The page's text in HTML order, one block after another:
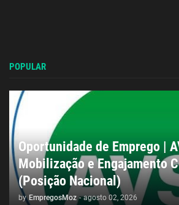
POPULAR
Oportunidade de Emprego |
Mobilização e Engajamento
(Posição Nacional)
by EmpregosMoz - agosto 02, 2026